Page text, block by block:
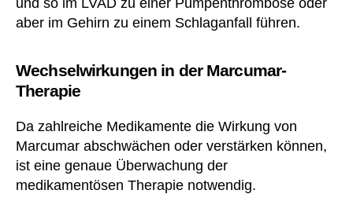
aber im Gehirn zu einem Schlaganfall führen.
Wechselwirkungen in der Marcumar-
Therapie
Da zahlreiche Medikamente die Wirkung von
Marcumar abschwächen oder verstärken können,
ist eine genaue Überwachung der
medikamentösen Therapie notwendig.